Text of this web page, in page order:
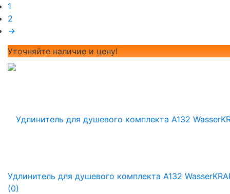
1
2
→
Уточняйте наличие и цену!
Удлинитель для душевого комплекта A132
(0)